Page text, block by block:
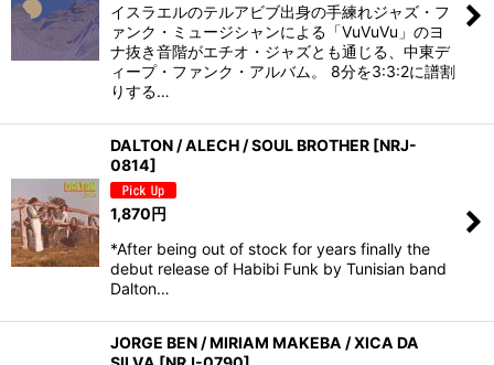
イスラエルのテルアビブ出身の手練れジャズ・フ
ァンク・ミュージシャンによる「VuVuVu」のヨ
ナ抜き音階がエチオ・ジャズとも通じる、中東デ
ィープ・ファンク・アルバム。 8分を3:3:2に譜割
りする…
DALTON / ALECH / SOUL BROTHER [NRJ-
0814]
1,870円
*After being out of stock for years finally the
debut release of Habibi Funk by Tunisian band
Dalton…
JORGE BEN / MIRIAM MAKEBA / XICA DA